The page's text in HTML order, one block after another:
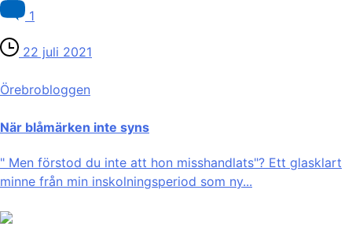
1
22 juli 2021
Örebro­bloggen
När blåmärken inte syns
" Men förstod du inte att hon misshandlats"? Ett glasklart
minne från min inskolningsperiod som ny...